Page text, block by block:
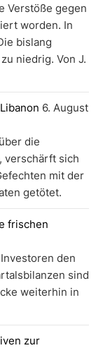
Verstöße gegen
worden. In
bislang
niedrig. Von J.
6. August
die
verschärft sich
mit der
getötet.
frischen
den
sind
weiterhin in
zur